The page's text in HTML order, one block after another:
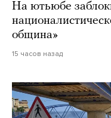
На ютьюбе
община»
15 часов назад